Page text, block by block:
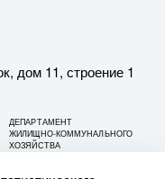
дом 11, строение 1
ДЕПАРТАМЕНТ
ЖИЛИЩНО-КОММУНАЛЬНОГО
ХОЗЯЙСТВА